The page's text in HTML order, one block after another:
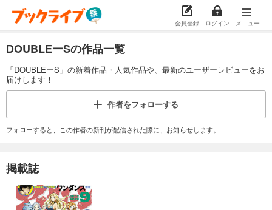
会員登録 ログイン メニュー
DOUBLEーSの作品一覧
「DOUBLEーS」の新着作品・人気作品や、最新のユーザーレビューをお
届けします！
作者をフォローする
フォローすると、この作者の新刊が配信された際に、お知らせします。
掲載誌